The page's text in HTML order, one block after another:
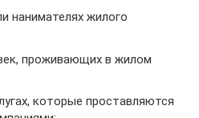
нанимателях жилого
проживающих в жилом
которые проставляются